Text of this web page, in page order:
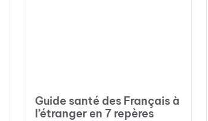
Guide santé des Français à
l’étranger en 7 repères